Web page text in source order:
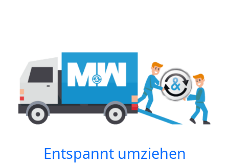
Entspannt umziehen